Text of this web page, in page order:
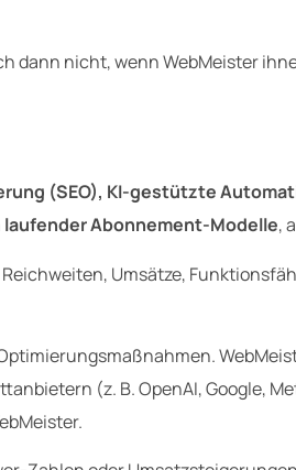
dann nicht, wenn WebMeister
(SEO), KI-gestützte
laufender Abonnement-Modelle,
Umsätze,
(z. B. OpenAI, Google,